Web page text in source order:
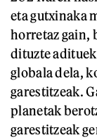
eta gutxinaka
horretaz gain,
dituzte
globala dela,
garestitzeak.
planetak
garestitzeak